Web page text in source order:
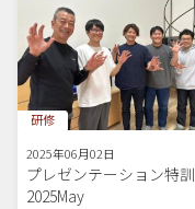
研修
2025年06月02日
プレゼンテーション特訓
2025May